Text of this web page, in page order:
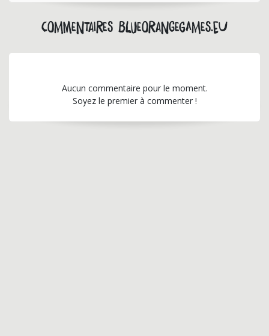
Commentaires blueorangegames.eu
Aucun commentaire pour le moment.
Soyez le premier à commenter !